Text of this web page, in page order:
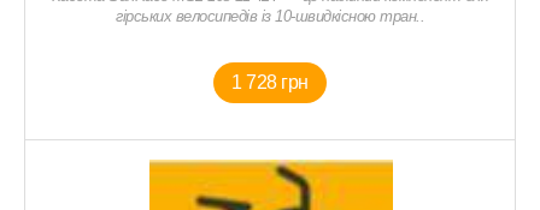
гірських велосипедів із 10-швидкісною тран..
1 728 грн